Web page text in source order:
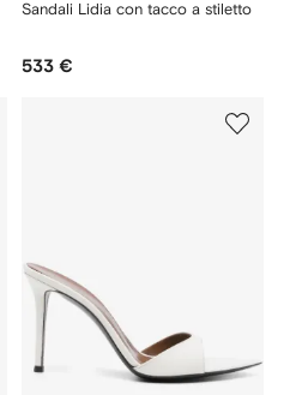
Sandali Lidia con tacco a stiletto
533 €